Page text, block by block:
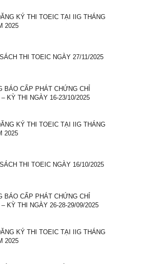
KÝ THI TOEIC TẠI IIG THÁNG
2025
THI TOEIC NGÀY 27/11/2025
BÁO CẤP PHÁT CHỨNG CHỈ
KỲ THI NGÀY 16-23/10/2025
KÝ THI TOEIC TẠI IIG THÁNG
2025
THI TOEIC NGÀY 16/10/2025
BÁO CẤP PHÁT CHỨNG CHỈ
KỲ THI NGÀY 26-28-29/09/2025
KÝ THI TOEIC TẠI IIG THÁNG
2025